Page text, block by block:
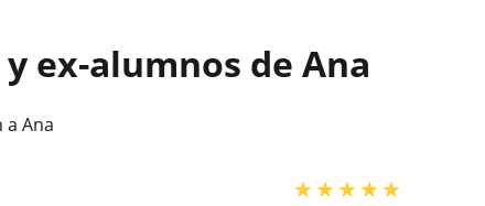
ex-alumnos de Ana
Ana
★★★★★